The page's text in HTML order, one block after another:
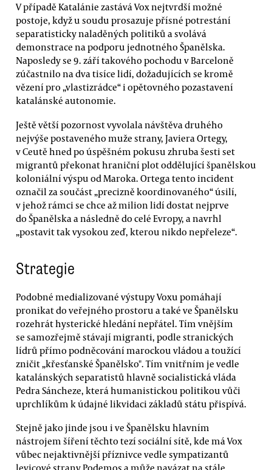
V případě Katalánie zastává Vox nejtvrdší možné
postoje, když u soudu prosazuje přísné potrestání
separatisticky naladěných politiků a svolává
demonstrace na podporu jednotného Španělska.
Naposledy se 9. září takového pochodu v Barceloně
zúčastnilo na dva tisíce lidí, dožadujících se kromě
vězení pro „vlastizrádce“ i opětovného pozastavení
katalánské autonomie.
Ještě větší pozornost vyvolala návštěva druhého
nejvýše postaveného muže strany, Javiera Ortegy,
v Ceutě hned po úspěšném pokusu zhruba šesti set
migrantů překonat hraniční plot oddělující španělskou
koloniální výspu od Maroka. Ortega tento incident
označil za součást „precizně koordinovaného“ úsilí,
v jehož rámci se chce až milion lidí dostat nejprve
do Španělska a následně do celé Evropy, a navrhl
„postavit tak vysokou zeď, kterou nikdo nepřeleze“.
Strategie
Podobné medializované výstupy Voxu pomáhají
pronikat do veřejného prostoru a také ve Španělsku
rozehrát hysterické hledání nepřátel. Tím vnějším
se samozřejmě stávají migranti, podle stranických
lídrů přímo podněcování marockou vládou a toužící
zničit „křesťanské Španělsko". Tím vnitřním je vedle
katalánských separatistů hlavně socialistická vláda
Pedra Sáncheze, která humanistickou politikou vůči
uprchlíkům k údajné likvidaci základů státu přispívá.
Stejně jako jinde jsou i ve Španělsku hlavním
nástrojem šíření těchto tezí sociální sítě, kde má Vox
vůbec nejaktivnější příznivce vedle sympatizantů
levicové strany Podemos a může navázat na stále